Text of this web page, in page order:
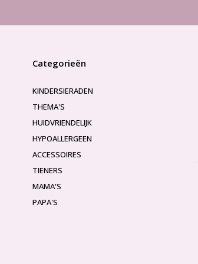
Categorieën
KINDERSIERADEN
THEMA'S
HUIDVRIENDELIJK
HYPOALLERGEEN
ACCESSOIRES
TIENERS
MAMA'S
PAPA'S